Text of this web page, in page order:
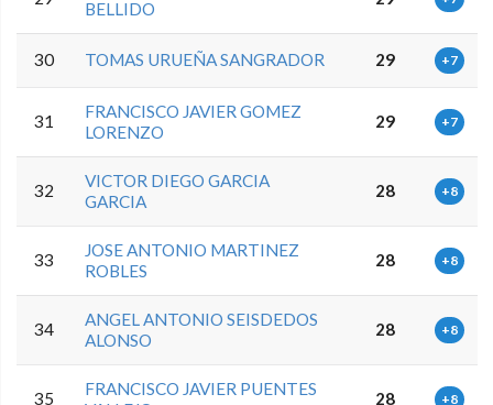
BELLIDO
30 TOMAS URUEÑA SANGRADOR 29 +7
31
FRANCISCO JAVIER GOMEZ
LORENZO
29 +7
32
VICTOR DIEGO GARCIA
GARCIA
28 +8
33
JOSE ANTONIO MARTINEZ
ROBLES
28 +8
34
ANGEL ANTONIO SEISDEDOS
ALONSO
28 +8
35
FRANCISCO JAVIER PUENTES
28 +8